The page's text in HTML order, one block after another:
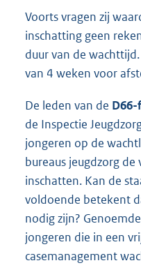
Voorts vragen zij
inschatting geen
duur van de
van 4 weken voor
De leden van de
de Inspectie
jongeren op de
bureaus jeugdzorg de
inschatten. Kan de
voldoende betekent
nodig zijn?
jongeren die in een
casemanagement